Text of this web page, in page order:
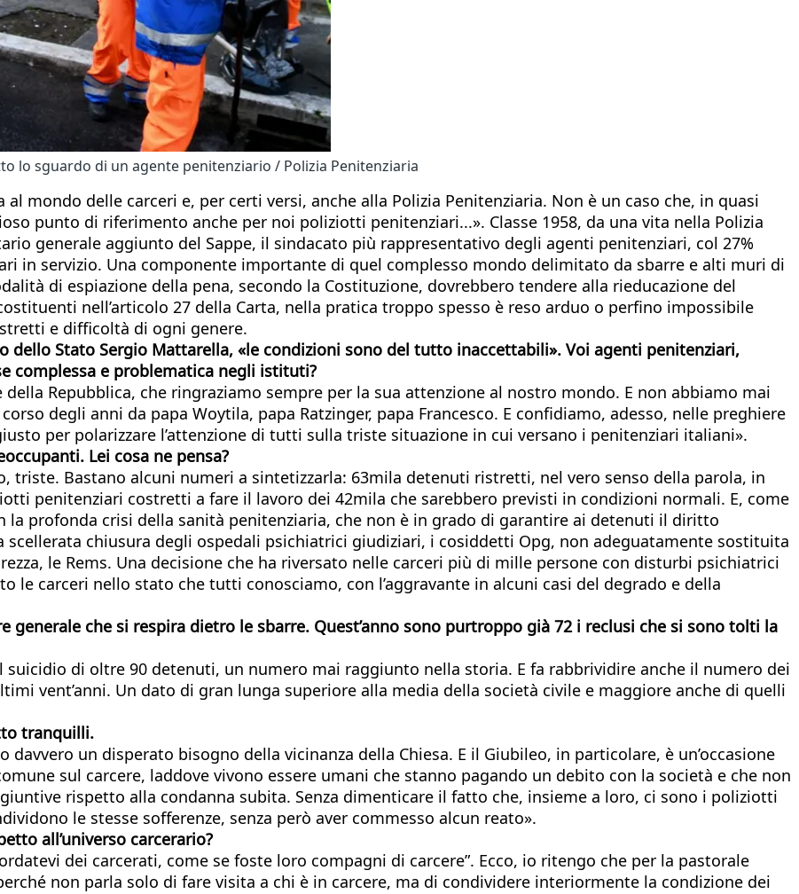
lo sguardo di un agente penitenziario / Polizia Penitenziaria
mondo delle carceri e, per certi versi, anche alla Polizia Penitenziaria. Non è un caso che, in quasi
punto di riferimento anche per noi poliziotti penitenziari...». Classe 1958, da una vita nella Polizia
generale aggiunto del Sappe, il sindacato più rappresentativo degli agenti penitenziari, col 27%
in servizio. Una componente importante di quel complesso mondo delimitato da sbarre e alti muri di
di espiazione della pena, secondo la Costituzione, dovrebbero tendere alla rieducazione del
nell’articolo 27 della Carta, nella pratica troppo spesso è reso arduo o perfino impossibile
e difficoltà di ogni genere.
dello Stato Sergio Mattarella, «le condizioni sono del tutto inaccettabili». Voi agenti penitenziari,
complessa e problematica negli istituti?
Repubblica, che ringraziamo sempre per la sua attenzione al nostro mondo. E non abbiamo mai
degli anni da papa Woytila, papa Ratzinger, papa Francesco. E confidiamo, adesso, nelle preghiere
per polarizzare l’attenzione di tutti sulla triste situazione in cui versano i penitenziari italiani».
Lei cosa ne pensa?
triste. Bastano alcuni numeri a sintetizzarla: 63mila detenuti ristretti, nel vero senso della parola, in
penitenziari costretti a fare il lavoro dei 42mila che sarebbero previsti in condizioni normali. E, come
la profonda crisi della sanità penitenziaria, che non è in grado di garantire ai detenuti il diritto
chiusura degli ospedali psichiatrici giudiziari, i cosiddetti Opg, non adeguatamente sostituita
le Rems. Una decisione che ha riversato nelle carceri più di mille persone con disturbi psichiatrici
carceri nello stato che tutti conosciamo, con l’aggravante in alcuni casi del degrado e della
generale che si respira dietro le sbarre. Quest’anno sono purtroppo già 72 i reclusi che si sono tolti la
suicidio di oltre 90 detenuti, un numero mai raggiunto nella storia. E fa rabbrividire anche il numero dei
vent’anni. Un dato di gran lunga superiore alla media della società civile e maggiore anche di quelli
tranquilli.
un disperato bisogno della vicinanza della Chiesa. E il Giubileo, in particolare, è un’occasione
sul carcere, laddove vivono essere umani che stanno pagando un debito con la società e che non
rispetto alla condanna subita. Senza dimenticare il fatto che, insieme a loro, ci sono i poliziotti
le stesse sofferenze, senza però aver commesso alcun reato».
all’universo carcerario?
dei carcerati, come se foste loro compagni di carcere”. Ecco, io ritengo che per la pastorale
non parla solo di fare visita a chi è in carcere, ma di condividere interiormente la condizione dei